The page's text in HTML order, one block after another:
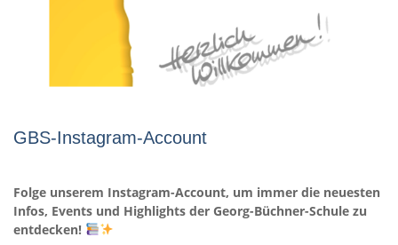
GBS-Instagram-Account
Folge unserem Instagram-Account, um immer die neuesten
Infos, Events und Highlights der Georg-Büchner-Schule zu
entdecken!